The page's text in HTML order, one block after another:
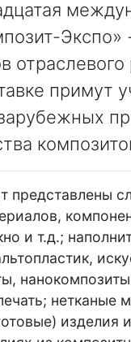
примут
представлены
и т.д.;
нетканые
изделия